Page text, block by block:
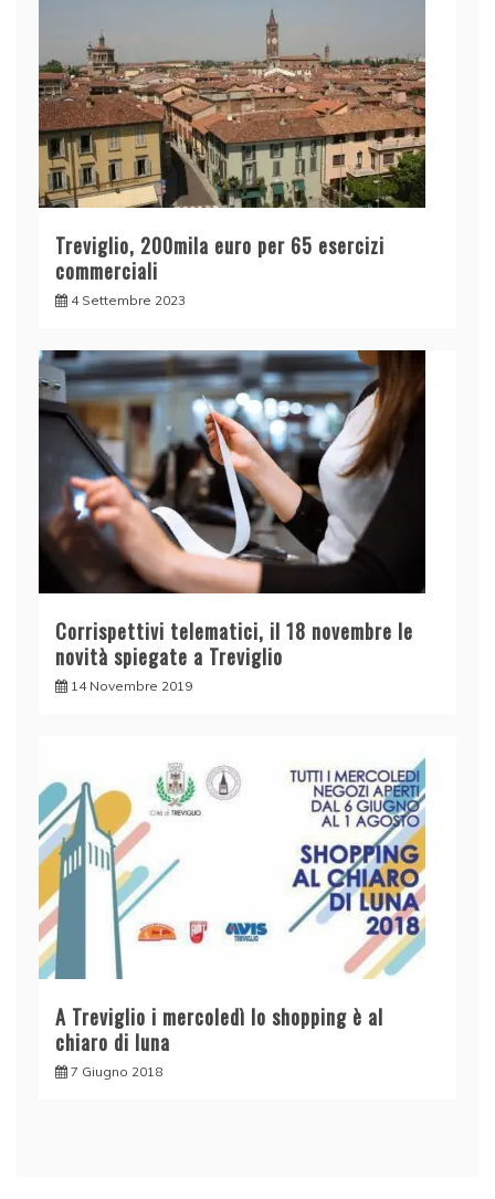
Treviglio, 200mila euro per 65 esercizi
commerciali
4 Settembre 2023
Corrispettivi telematici, il 18 novembre le
novità spiegate a Treviglio
14 Novembre 2019
A Treviglio i mercoledì lo shopping è al
chiaro di luna
7 Giugno 2018